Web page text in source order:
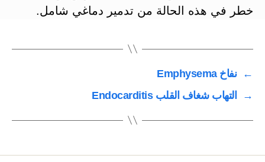
خطر في هذه الحالة من تدمير دماغي شامل.
←
نفاخ Emphysema
→
التهاب شغاف القلب Endocarditis